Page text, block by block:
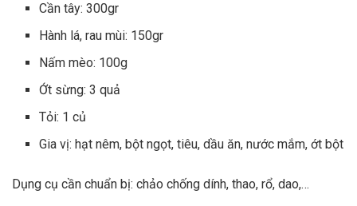
Cần tây: 300gr
Hành lá, rau mùi: 150gr
Nấm mèo: 100g
Ớt sừng: 3 quả
Tỏi: 1 củ
Gia vị: hạt nêm, bột ngọt, tiêu, dầu ăn, nước mắm, ớt bột
Dụng cụ cần chuẩn bị: chảo chống dính, thao, rổ, dao,…